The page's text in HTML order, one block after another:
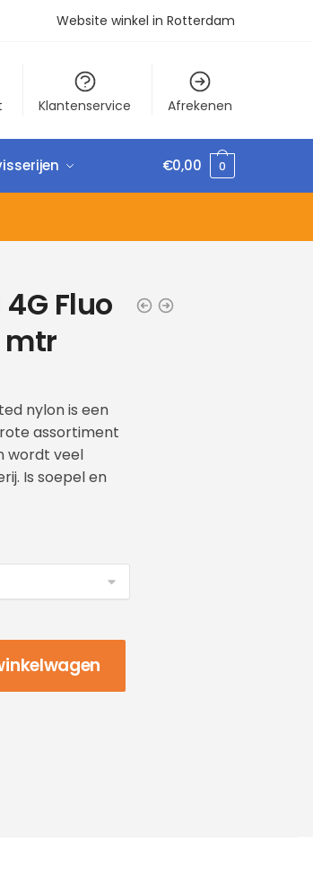
Website winkel in Rotterdam
Klantenservice Afrekenen
€0,00 0
Fluo
mtr
nylon is een
assortiment
wordt veel
Is soepel en